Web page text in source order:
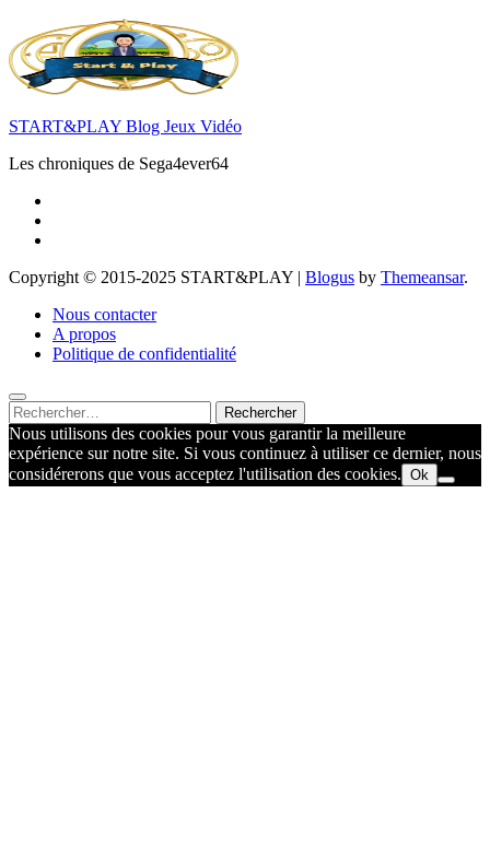
START&PLAY Blog Jeux Vidéo
Les chroniques de Sega4ever64
Copyright © 2015-2025 START&PLAY | Blogus by Themeansar.
Nous contacter
A propos
Politique de confidentialité
Rechercher :
Nous utilisons des cookies pour vous garantir la meilleure
expérience sur notre site. Si vous continuez à utiliser ce dernier, nous
considérerons que vous acceptez l'utilisation des cookies. Ok